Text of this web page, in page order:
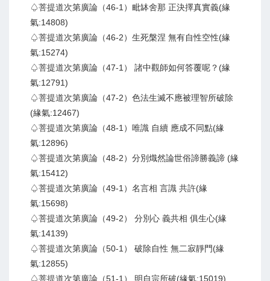
♤菩提道次第廣論（46-1）毗缽舍那 正決擇真實義(緣
氣:14808)
♤菩提道次第廣論（46-2）生死槃涅 無有自性空性(緣
氣:15274)
♤菩提道次第廣論（47-1） 諸中觀師如何答覆呢？(緣
氣:12791)
♤菩提道次第廣論（47-2）色法生滅不應被理智所破除
(緣氣:12467)
♤菩提道次第廣論（48-1）唯識 自續 應成不同點(緣
氣:12896)
♤菩提道次第廣論（48-2）分別熾然論世俗諦勝義諦 (緣
氣:15412)
♤菩提道次第廣論（49-1）名言相 言識 共許(緣
氣:15698)
♤菩提道次第廣論（49-2） 分別心 義共相 俱生心(緣
氣:14139)
♤菩提道次第廣論（50-1） 破除自性 無二寂靜門(緣
氣:12855)
♤菩提道次第廣論（51-1） 明自宗所破(緣氣:15019)